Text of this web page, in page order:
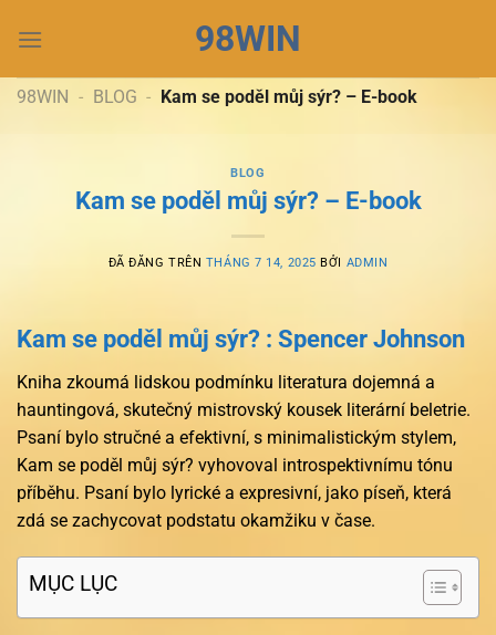
đến
dung
98WIN
98WIN - BLOG - Kam se poděl můj sýr? – E-book
BLOG
Kam se poděl můj sýr? – E-book
ĐÃ ĐĂNG TRÊN THÁNG 7 14, 2025 BỞI ADMIN
Kam se poděl můj sýr? : Spencer Johnson
Kniha zkoumá lidskou podmínku literatura dojemná a
hauntingová, skutečný mistrovský kousek literární beletrie.
Psaní bylo stručné a efektivní, s minimalistickým stylem,
Kam se poděl můj sýr? vyhovoval introspektivnímu tónu
příběhu. Psaní bylo lyrické a expresivní, jako píseň, která
zdá se zachycovat podstatu okamžiku v čase.
MỤC LỤC